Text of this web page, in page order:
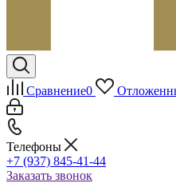
Сравнение0
Телефоны
+7 (937) 845-41-44
Заказать звонок